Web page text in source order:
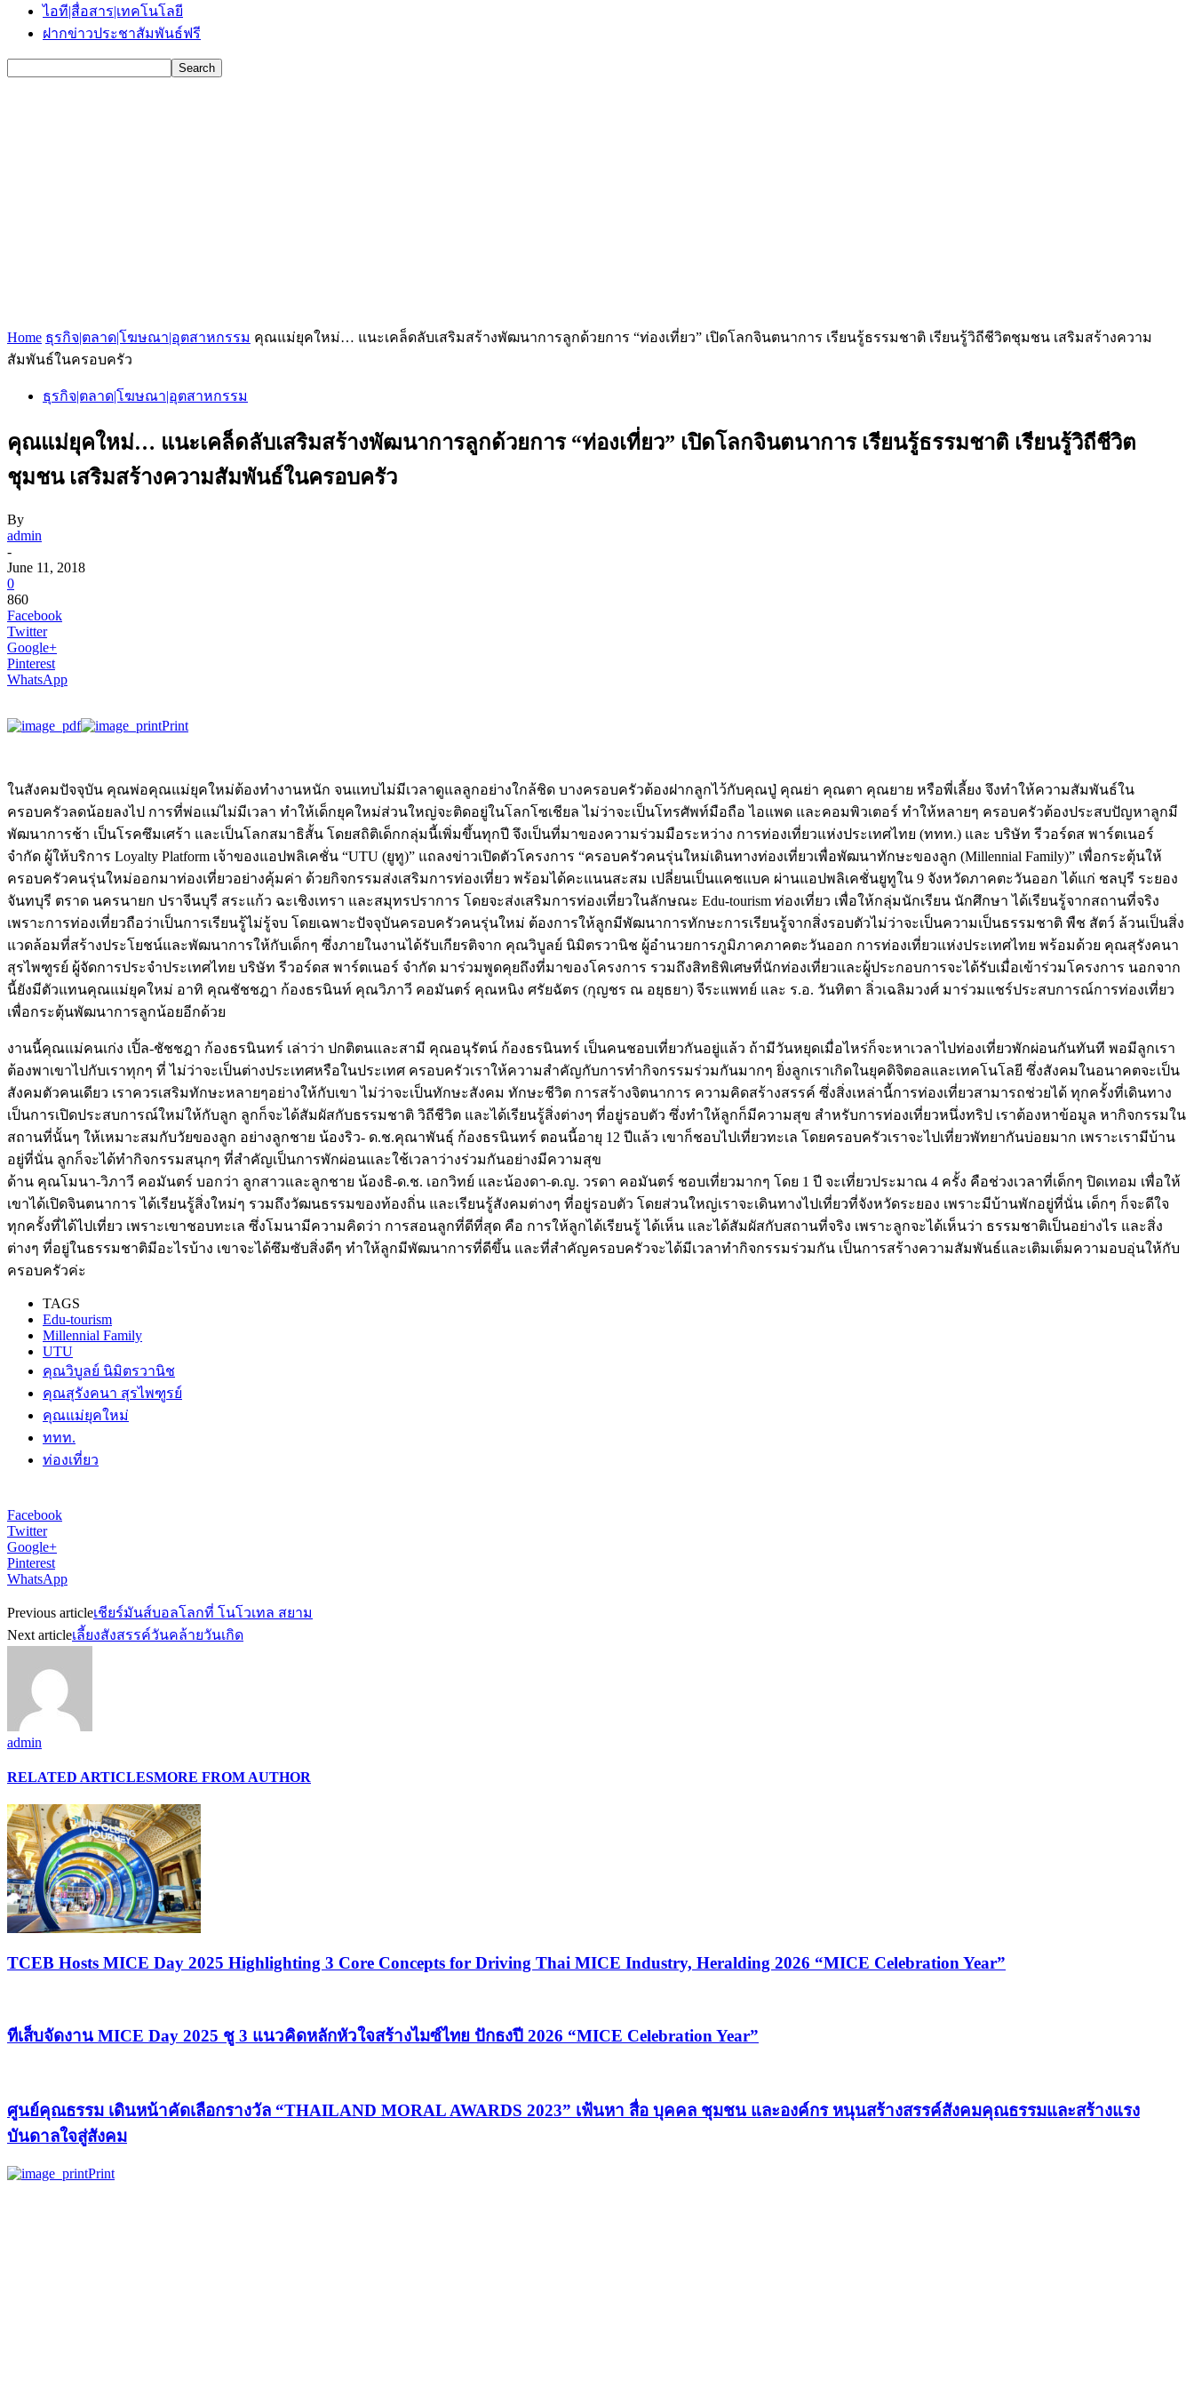
ไอที|สื่อสาร|เทคโนโลยี
ฝากข่าวประชาสัมพันธ์ฟรี
Home ธุรกิจ|ตลาด|โฆษณา|อุตสาหกรรม คุณแม่ยุคใหม่… แนะเคล็ดลับเสริมสร้างพัฒนาการลูกด้วยการ “ท่องเที่ยว” เปิดโลกจินตนาการ เรียนรู้ธรรมชาติ เรียนรู้วิถีชีวิตชุมชน เสริมสร้างความ
สัมพันธ์ในครอบครัว
ธุรกิจ|ตลาด|โฆษณา|อุตสาหกรรม
คุณแม่ยุคใหม่… แนะเคล็ดลับเสริมสร้างพัฒนาการลูกด้วยการ “ท่องเที่ยว” เปิดโลกจินตนาการ เรียนรู้ธรรมชาติ เรียนรู้วิถีชีวิต
ชุมชน เสริมสร้างความสัมพันธ์ในครอบครัว
By
admin
-
June 11, 2018
0
860
Facebook
Twitter
Google+
Pinterest
WhatsApp
Print
ในสังคมปัจจุบัน คุณพ่อคุณแม่ยุคใหม่ต้องทำงานหนัก จนแทบไม่มีเวลาดูแลลูกอย่างใกล้ชิด บางครอบครัวต้องฝากลูกไว้กับคุณปู่ คุณย่า คุณตา คุณยาย หรือพี่เลี้ยง จึงทำให้ความสัมพันธ์ใน
ครอบครัวลดน้อยลงไป การที่พ่อแม่ไม่มีเวลา ทำให้เด็กยุคใหม่ส่วนใหญ่จะติดอยู่ในโลกโซเชียล ไม่ว่าจะเป็นโทรศัพท์มือถือ ไอแพด และคอมพิวเตอร์ ทำให้หลายๆ ครอบครัวต้องประสบปัญหาลูกมี
พัฒนาการช้า เป็นโรคซึมเศร้า และเป็นโลกสมาธิสั้น โดยสถิติเด็กกลุ่มนี้เพิ่มขึ้นทุกปี จึงเป็นที่มาของความร่วมมือระหว่าง การท่องเที่ยวแห่งประเทศไทย (ททท.) และ บริษัท รีวอร์ดส พาร์ตเนอร์
จำกัด ผู้ให้บริการ Loyalty Platform เจ้าของแอปพลิเคชั่น “UTU (ยูทู)” แถลงข่าวเปิดตัวโครงการ “ครอบครัวคนรุ่นใหม่เดินทางท่องเที่ยวเพื่อพัฒนาทักษะของลูก (Millennial Family)” เพื่อกระตุ้นให้
ครอบครัวคนรุ่นใหม่ออกมาท่องเที่ยวอย่างคุ้มค่า ด้วยกิจกรรมส่งเสริมการท่องเที่ยว พร้อมได้คะแนนสะสม เปลี่ยนเป็นแคชแบค ผ่านแอปพลิเคชั่นยูทูใน 9 จังหวัดภาคตะวันออก ได้แก่ ชลบุรี ระยอง
จันทบุรี ตราด นครนายก ปราจีนบุรี สระแก้ว ฉะเชิงเทรา และสมุทรปราการ โดยจะส่งเสริมการท่องเที่ยวในลักษณะ Edu-tourism ท่องเที่ยว เพื่อให้กลุ่มนักเรียน นักศึกษา ได้เรียนรู้จากสถานที่จริง
เพราะการท่องเที่ยวถือว่าเป็นการเรียนรู้ไม่รู้จบ โดยเฉพาะปัจจุบันครอบครัวคนรุ่นใหม่ ต้องการให้ลูกมีพัฒนาการทักษะการเรียนรู้จากสิ่งรอบตัวไม่ว่าจะเป็นความเป็นธรรมชาติ พืช สัตว์ ล้วนเป็นสิ่ง
แวดล้อมที่สร้างประโยชน์และพัฒนาการให้กับเด็กๆ ซึ่งภายในงานได้รับเกียรติจาก คุณวิบูลย์ นิมิตรวานิช ผู้อำนวยการภูมิภาคภาคตะวันออก การท่องเที่ยวแห่งประเทศไทย พร้อมด้วย คุณสุรังคนา
สุรไพฑูรย์ ผู้จัดการประจำประเทศไทย บริษัท รีวอร์ดส พาร์ตเนอร์ จำกัด มาร่วมพูดคุยถึงที่มาของโครงการ รวมถึงสิทธิพิเศษที่นักท่องเที่ยวและผู้ประกอบการจะได้รับเมื่อเข้าร่วมโครงการ นอกจาก
นี้ยังมีตัวแทนคุณแม่ยุคใหม่ อาทิ คุณชัชชฎา ก้องธรนินท์ คุณวิภาวี คอมันตร์ คุณหนิง ศรัยฉัตร (กุญชร ณ อยุธยา) จีระแพทย์ และ ร.อ. วันทิตา ลิ่วเฉลิมวงศ์ มาร่วมแชร์ประสบการณ์การท่องเที่ยว
เพื่อกระตุ้นพัฒนาการลูกน้อยอีกด้วย
งานนี้คุณแม่คนเก่ง เปิ้ล-ชัชชฎา ก้องธรนินทร์ เล่าว่า ปกติตนและสามี คุณอนุรัตน์ ก้องธรนินทร์ เป็นคนชอบเที่ยวกันอยู่แล้ว ถ้ามีวันหยุดเมื่อไหร่ก็จะหาเวลาไปท่องเที่ยวพักผ่อนกันทันที พอมีลูกเรา
ต้องพาเขาไปกับเราทุกๆ ที่ ไม่ว่าจะเป็นต่างประเทศหรือในประเทศ ครอบครัวเราให้ความสำคัญกับการทำกิจกรรมร่วมกันมากๆ ยิ่งลูกเราเกิดในยุคดิจิตอลและเทคโนโลยี ซึ่งสังคมในอนาคตจะเป็น
สังคมตัวคนเดียว เราควรเสริมทักษะหลายๆอย่างให้กับเขา ไม่ว่าจะเป็นทักษะสังคม ทักษะชีวิต การสร้างจิตนาการ ความคิดสร้างสรรค์ ซึ่งสิ่งเหล่านี้การท่องเที่ยวสามารถช่วยได้ ทุกครั้งที่เดินทาง
เป็นการเปิดประสบการณ์ใหม่ให้กับลูก ลูกก็จะได้สัมผัสกับธรรมชาติ วิถีชีวิต และได้เรียนรู้สิ่งต่างๆ ที่อยู่รอบตัว ซึ่งทำให้ลูกก็มีความสุข สำหรับการท่องเที่ยวหนึ่งทริป เราต้องหาข้อมูล หากิจกรรมใน
สถานที่นั้นๆ ให้เหมาะสมกับวัยของลูก อย่างลูกชาย น้องริว- ด.ช.คุณาพันธุ์ ก้องธรนินทร์ ตอนนี้อายุ 12 ปีแล้ว เขาก็ชอบไปเที่ยวทะเล โดยครอบครัวเราจะไปเที่ยวพัทยากันบ่อยมาก เพราะเรามีบ้าน
อยู่ที่นั่น ลูกก็จะได้ทำกิจกรรมสนุกๆ ที่สำคัญเป็นการพักผ่อนและใช้เวลาว่างร่วมกันอย่างมีความสุข
ด้าน คุณโมนา-วิภาวี คอมันตร์ บอกว่า ลูกสาวและลูกชาย น้องธิ-ด.ช. เอกวิทย์ และน้องดา-ด.ญ. วรดา คอมันตร์ ชอบเที่ยวมากๆ โดย 1 ปี จะเที่ยวประมาณ 4 ครั้ง คือช่วงเวลาที่เด็กๆ ปิดเทอม เพื่อให้
เขาได้เปิดจินตนาการ ได้เรียนรู้สิ่งใหม่ๆ รวมถึงวัฒนธรรมของท้องถิ่น และเรียนรู้สังคมต่างๆ ที่อยู่รอบตัว โดยส่วนใหญ่เราจะเดินทางไปเที่ยวที่จังหวัดระยอง เพราะมีบ้านพักอยู่ที่นั่น เด็กๆ ก็จะดีใจ
ทุกครั้งที่ได้ไปเที่ยว เพราะเขาชอบทะเล ซึ่งโมนามีความคิดว่า การสอนลูกที่ดีที่สุด คือ การให้ลูกได้เรียนรู้ ได้เห็น และได้สัมผัสกับสถานที่จริง เพราะลูกจะได้เห็นว่า ธรรมชาติเป็นอย่างไร และสิ่ง
ต่างๆ ที่อยู่ในธรรมชาติมีอะไรบ้าง เขาจะได้ซึมซับสิ่งดีๆ ทำให้ลูกมีพัฒนาการที่ดีขึ้น และที่สำคัญครอบครัวจะได้มีเวลาทำกิจกรรมร่วมกัน เป็นการสร้างความสัมพันธ์และเติมเต็มความอบอุ่นให้กับ
ครอบครัวค่ะ
TAGS
Edu-tourism
Millennial Family
UTU
คุณวิบูลย์ นิมิตรวานิช
คุณสุรังคนา สุรไพฑูรย์
คุณแม่ยุคใหม่
ททท.
ท่องเที่ยว
Facebook
Twitter
Google+
Pinterest
WhatsApp
Previous articleเชียร์มันส์บอลโลกที่ โนโวเทล สยาม
Next articleเลี้ยงสังสรรค์วันคล้ายวันเกิด
admin
RELATED ARTICLESMORE FROM AUTHOR
TCEB Hosts MICE Day 2025 Highlighting 3 Core Concepts for Driving Thai MICE Industry, Heralding 2026 “MICE Celebration Year”
ทีเส็บจัดงาน MICE Day 2025 ชู 3 แนวคิดหลักหัวใจสร้างไมซ์ไทย ปักธงปี 2026 “MICE Celebration Year”
ศูนย์คุณธรรม เดินหน้าคัดเลือกรางวัล “THAILAND MORAL AWARDS 2023” เฟ้นหา สื่อ บุคคล ชุมชน และองค์กร หนุนสร้างสรรค์สังคมคุณธรรมและสร้างแรง
บันดาลใจสู่สังคม
Print